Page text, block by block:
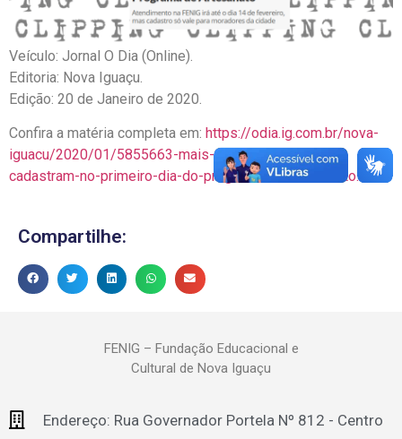
Veículo: Jornal O Dia (Online).
Editoria: Nova Iguaçu.
Edição: 20 de Janeiro de 2020.
Confira a matéria completa em: https://odia.ig.com.br/nova-
iguacu/2020/01/5855663-mais-de-50-artesaos-se-
cadastram-no-primeiro-dia-do-programa-de-artesanato.html
Compartilhe:
FENIG – Fundação Educacional e
Cultural de Nova Iguaçu
Endereço: Rua Governador Portela Nº 812 - Centro